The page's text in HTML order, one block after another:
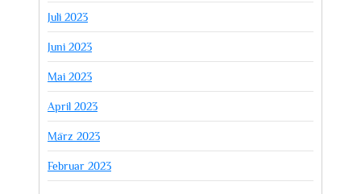
Juli 2023
Juni 2023
Mai 2023
April 2023
März 2023
Februar 2023